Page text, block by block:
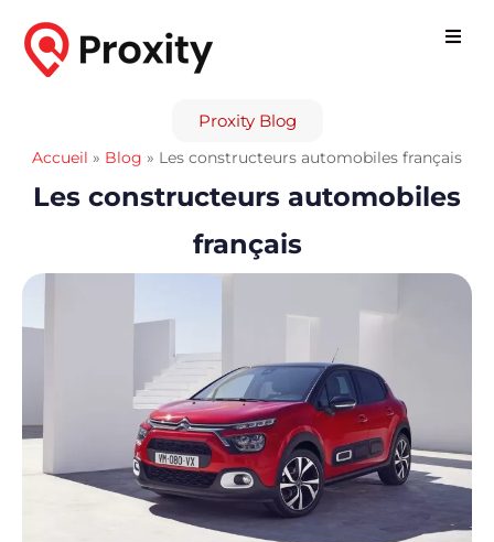
Proxity Blog
Accueil » Blog » Les constructeurs automobiles français
Les constructeurs automobiles
français